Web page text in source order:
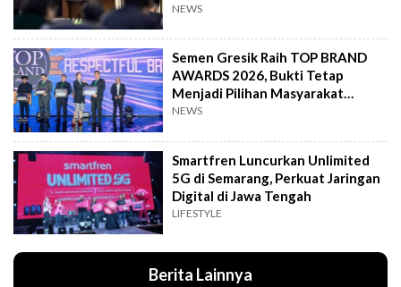
NEWS
Semen Gresik Raih TOP BRAND
AWARDS 2026, Bukti Tetap
Menjadi Pilihan Masyarakat
Indonesia
NEWS
Smartfren Luncurkan Unlimited
5G di Semarang, Perkuat Jaringan
Digital di Jawa Tengah
LIFESTYLE
Berita Lainnya